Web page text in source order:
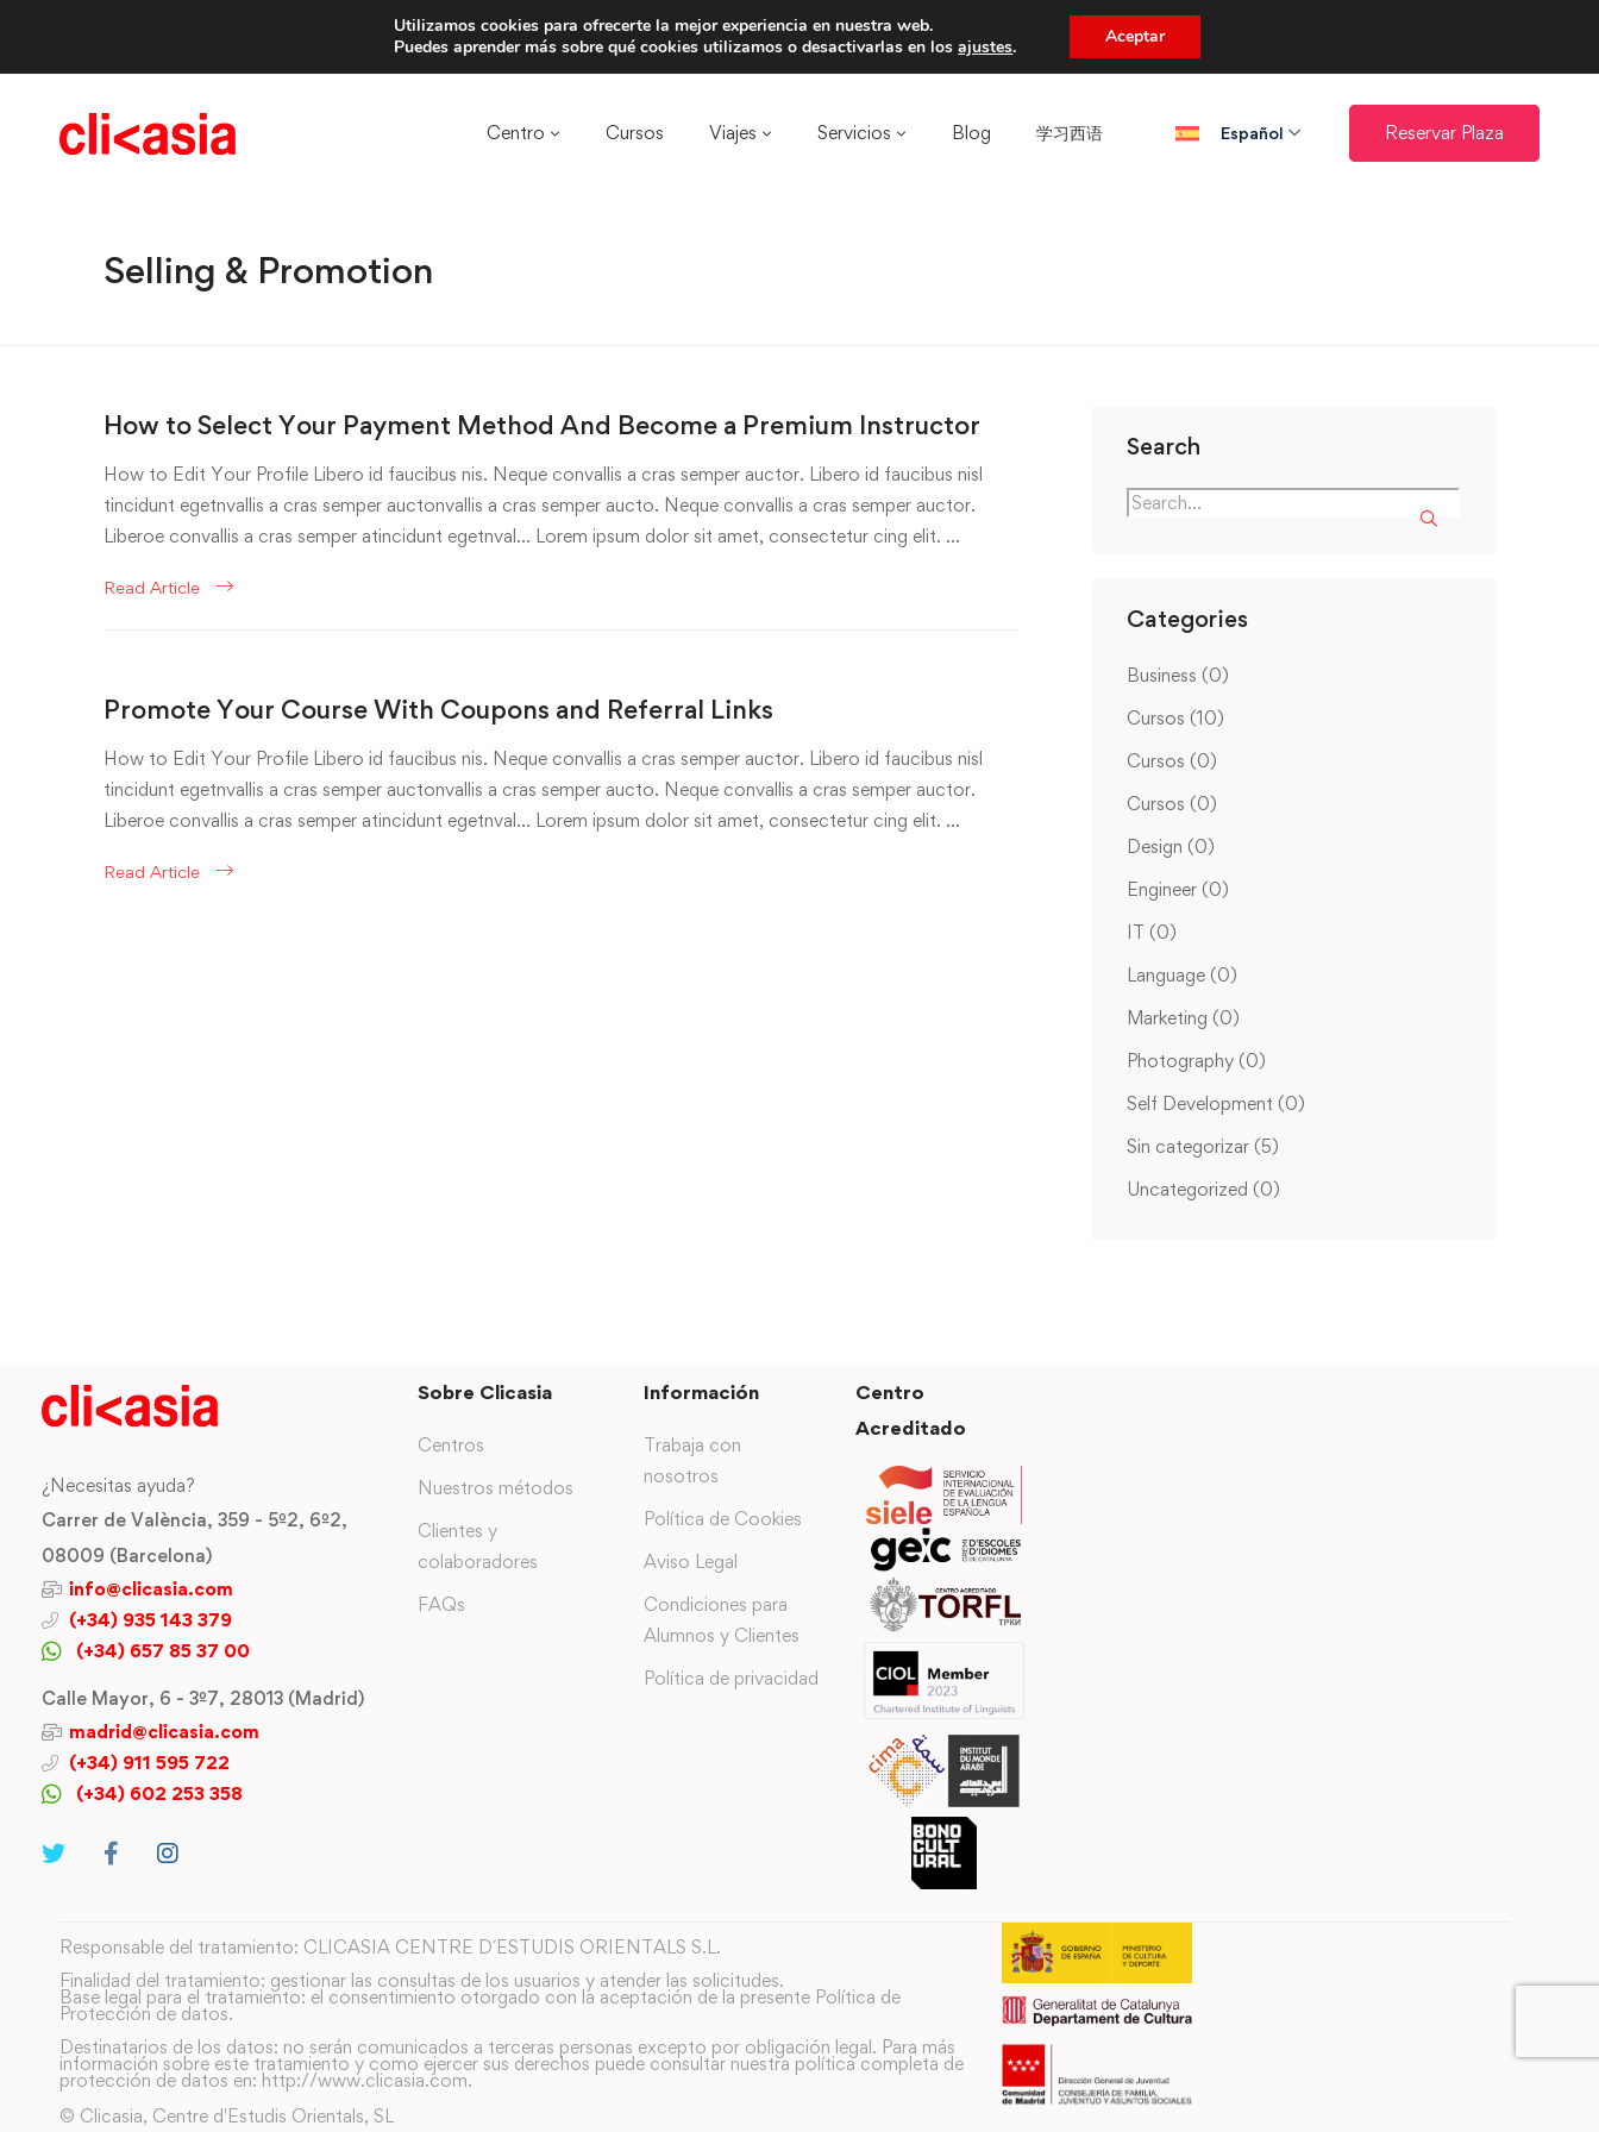
Trae a un amigo y llevaos un total de 75€ de descuento.
Centro Cursos Viajes Servicios Blog 学习西语​ Español Reservar Plaza
Selling & Promotion
How to Select Your Payment Method And Become a Premium Instructor
How to Edit Your Profile Libero id faucibus nis. Neque convallis a cras semper auctor. Libero id faucibus nisl
tincidunt egetnvallis a cras semper auctonvallis a cras semper aucto. Neque convallis a cras semper auctor.
Liberoe convallis a cras semper atincidunt egetnval… Lorem ipsum dolor sit amet, consectetur cing elit. …
Read Article
Promote Your Course With Coupons and Referral Links
How to Edit Your Profile Libero id faucibus nis. Neque convallis a cras semper auctor. Libero id faucibus nisl
tincidunt egetnvallis a cras semper auctonvallis a cras semper aucto. Neque convallis a cras semper auctor.
Liberoe convallis a cras semper atincidunt egetnval… Lorem ipsum dolor sit amet, consectetur cing elit. …
Read Article
Search
Categories
Business (0)
Cursos (10)
Cursos (0)
Cursos (0)
Design (0)
Engineer (0)
IT (0)
Language (0)
Marketing (0)
Photography (0)
Self Development (0)
Sin categorizar (5)
Uncategorized (0)
¿Necesitas ayuda?
Carrer de València, 359 - 5º2, 6º2,
08009 (Barcelona)
info@clicasia.com
(+34) 935 143 379
(+34) 657 85 37 00
Calle Mayor, 6 - 3º7, 28013 (Madrid)
madrid@clicasia.com
(+34) 911 595 722
(+34) 602 253 358
Sobre Clicasia
Centros
Nuestros métodos
Clientes y
colaboradores
FAQs
Información
Trabaja con
nosotros
Política de Cookies
Aviso Legal
Condiciones para
Alumnos y Clientes
Política de privacidad
Centro
Acreditado
Responsable del tratamiento: CLICASIA CENTRE D´ESTUDIS ORIENTALS S.L.
Finalidad del tratamiento: gestionar las consultas de los usuarios y atender las solicitudes.
Base legal para el tratamiento: el consentimiento otorgado con la aceptación de la presente Política de
Protección de datos.
Destinatarios de los datos: no serán comunicados a terceras personas excepto por obligación legal. Para más
información sobre este tratamiento y como ejercer sus derechos puede consultar nuestra política completa de
protección de datos en: http://www.clicasia.com.
© Clicasia, Centre d'Estudis Orientals, SL
Utilizamos cookies para ofrecerte la mejor experiencia en nuestra web.
Puedes aprender más sobre qué cookies utilizamos o desactivarlas en losajustes. Aceptar